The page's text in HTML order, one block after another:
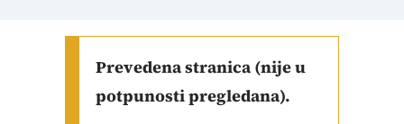
Prevedena stranica (nije u
potpunosti pregledana).